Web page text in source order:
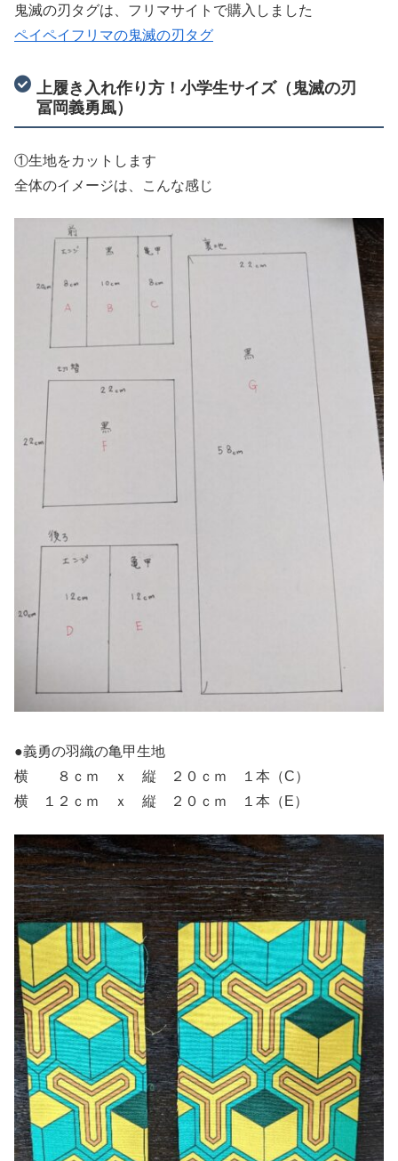
鬼滅の刃タグは、フリマサイトで購入しました
ペイペイフリマの鬼滅の刃タグ
上履き入れ作り方！小学生サイズ（鬼滅の刃
冨岡義勇風）
①生地をカットします
全体のイメージは、こんな感じ
●義勇の羽織の亀甲生地
横 ８ｃｍ ｘ 縦 ２０ｃｍ １本（C）
横 １２ｃｍ ｘ 縦 ２０ｃｍ １本（E）